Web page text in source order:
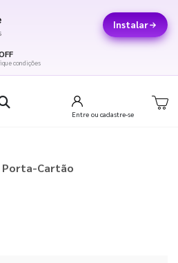
Instalar
condições
Entre ou cadastre-se
Porta-Cartão